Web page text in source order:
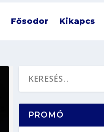
Fősodor Kikapcs
PROMÓ